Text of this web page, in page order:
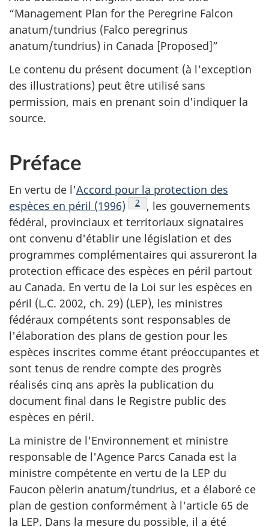
“Management Plan for the Peregrine Falcon
anatum/tundrius (Falco peregrinus
anatum/tundrius) in Canada [Proposed]”
Le contenu du présent document (à l'exception
des illustrations) peut être utilisé sans
permission, mais en prenant soin d'indiquer la
source.
Préface
En vertu de l'Accord pour la protection des
espèces en péril (1996)
Note
2 de bas de page
, les gouvernements
fédéral, provinciaux et territoriaux signataires
ont convenu d'établir une législation et des
programmes complémentaires qui assureront la
protection efficace des espèces en péril partout
au Canada. En vertu de la Loi sur les espèces en
péril (L.C. 2002, ch. 29) (LEP), les ministres
fédéraux compétents sont responsables de
l'élaboration des plans de gestion pour les
espèces inscrites comme étant préoccupantes et
sont tenus de rendre compte des progrès
réalisés cinq ans après la publication du
document final dans le Registre public des
espèces en péril.
La ministre de l'Environnement et ministre
responsable de l'Agence Parcs Canada est la
ministre compétente en vertu de la LEP du
Faucon pèlerin anatum/tundrius, et a élaboré ce
plan de gestion conformément à l'article 65 de
la LEP. Dans la mesure du possible, il a été